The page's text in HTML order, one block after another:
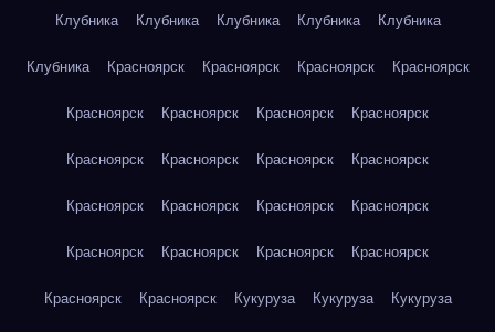
Клубника Клубника Клубника Клубника Клубника
Клубника Красноярск Красноярск Красноярск Красноярск
Красноярск Красноярск Красноярск Красноярск
Красноярск Красноярск Красноярск Красноярск
Красноярск Красноярск Красноярск Красноярск
Красноярск Красноярск Красноярск Красноярск
Красноярск Красноярск Кукуруза Кукуруза Кукуруза